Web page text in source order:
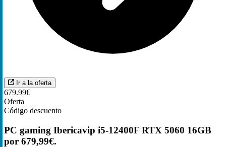
Ir a la oferta
679.99€
Oferta
Código descuento
PC gaming Ibericavip i5-12400F RTX 5060 16GB
por 679,99€.